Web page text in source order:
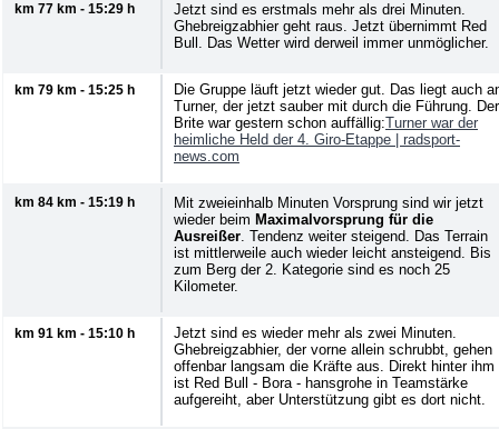
km 77 km - 15:29 h
Jetzt sind es erstmals mehr als drei Minuten.
Ghebreigzabhier geht raus. Jetzt übernimmt Red
Bull. Das Wetter wird derweil immer unmöglicher.
km 79 km - 15:25 h
Die Gruppe läuft jetzt wieder gut. Das liegt auch
Turner, der jetzt sauber mit durch die Führung. Der
Brite war gestern schon auffällig:Turner war der
heimliche Held der 4. Giro-Etappe | radsport-
news.com
km 84 km - 15:19 h
Mit zweieinhalb Minuten Vorsprung sind wir jetzt
wieder beim Maximalvorsprung für die
Ausreißer. Tendenz weiter steigend. Das Terrain
ist mittlerweile auch wieder leicht ansteigend. Bis
zum Berg der 2. Kategorie sind es noch 25
Kilometer.
km 91 km - 15:10 h
Jetzt sind es wieder mehr als zwei Minuten.
Ghebreigzabhier, der vorne allein schrubbt, gehen
offenbar langsam die Kräfte aus. Direkt hinter ihm
ist Red Bull - Bora - hansgrohe in Teamstärke
aufgereiht, aber Unterstützung gibt es dort nicht.